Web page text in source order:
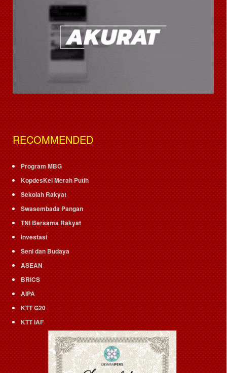
RECOMMENDED
Program MBG
KopdesKel Merah Putih
Sekolah Rakyat
Swasembada Pangan
TNI Bersama Rakyat
Investasi
Seni dan Budaya
ASEAN
BRICS
AIPA
KTT G20
KTT IAF